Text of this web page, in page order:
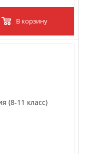
В корзину
(8-11 класс)